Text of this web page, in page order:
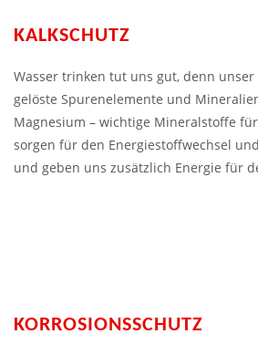
KALKSCHUTZ
Wasser trinken tut uns gut, denn
gelöste Spurenelemente und
Magnesium – wichtige Mineralstoffe
sorgen für den Energiestoffwechsel
und geben uns zusätzlich Energie für
KORROSIONSSCHUTZ